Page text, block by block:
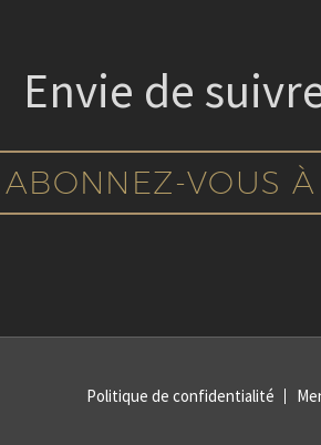
Envie de
ABONNEZ-VOUS À
Politique de confidentialité